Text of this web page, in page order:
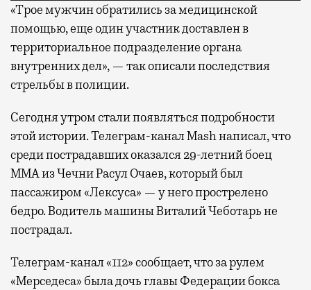
«Трое мужчин обратились за медицинской
помощью, еще один участник доставлен в
территориальное подразделение органа
внутренних дел», — так описали последствия
стрельбы в полиции.
Сегодня утром стали появляться подробности
этой истории. Телеграм-канал Mash написал, что
среди пострадавших оказался 29-летний боец
ММА из Чечни Расул Очаев, который был
пассажиром «Лексуса» — у него прострелено
бедро. Водитель машины Виталий Чеботарь не
пострадал.
Телеграм-канал «112» сообщает, что за рулем
«Мерседеса» была дочь главы Федерации бокса